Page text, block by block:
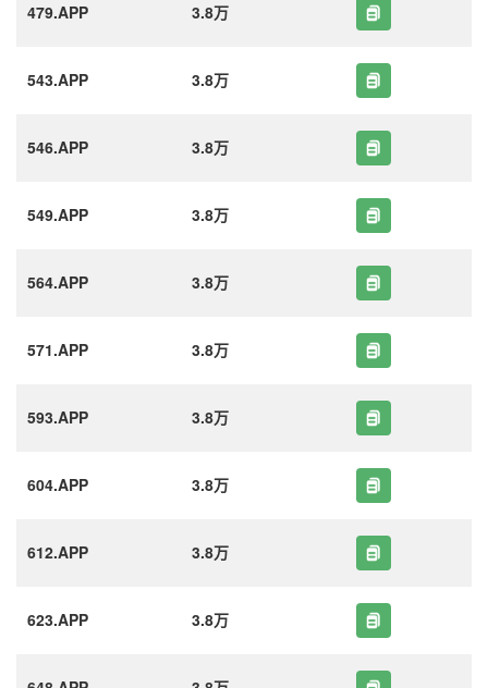
479.APP 3.8万
543.APP 3.8万
546.APP 3.8万
549.APP 3.8万
564.APP 3.8万
571.APP 3.8万
593.APP 3.8万
604.APP 3.8万
612.APP 3.8万
623.APP 3.8万